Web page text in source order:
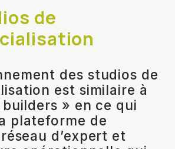
de
des studios de
est similaire à
» en ce qui
plateforme de
d’expert et